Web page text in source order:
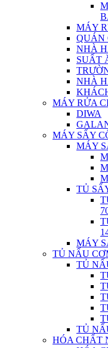
MÁY
QUÁN
NHÀ
SUẤT
NHÀ
MÁY RỬA
DIWA
MÁY SẤY
MÁY
TỦ
MÁY
TỦ NẤU
TỦ
TỦ
HÓA CHẤT